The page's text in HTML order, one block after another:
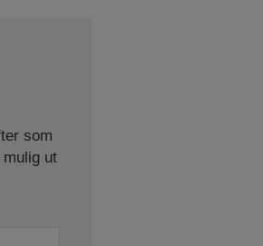
som
ut